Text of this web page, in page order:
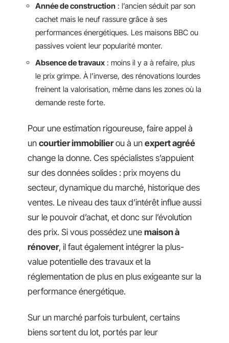
Année de construction : l’ancien séduit par son
cachet mais le neuf rassure grâce à ses
performances énergétiques. Les maisons BBC ou
passives voient leur popularité monter.
Absence de travaux : moins il y a à refaire, plus
le prix grimpe. À l’inverse, des rénovations lourdes
freinent la valorisation, même dans les zones où la
demande reste forte.
Pour une estimation rigoureuse, faire appel à
un courtier immobilierou à un expert agréé
change la donne. Ces spécialistes s’appuient
sur des données solides : prix moyens du
secteur, dynamique du marché, historique des
ventes. Le niveau des taux d’intérêt influe aussi
sur le pouvoir d’achat, et donc sur l’évolution
des prix. Si vous possédez une maison à
rénover, il faut également intégrer la plus-
value potentielle des travaux et la
réglementation de plus en plus exigeante sur la
performance énergétique.
Sur un marché parfois turbulent, certains
biens sortent du lot, portés par leur